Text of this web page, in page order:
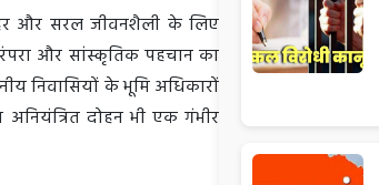
और सरल जीवनशैली के लिए
और सांस्कृतिक पहचान का
निवासियों के भूमि अधिकारों
दोहन भी एक गंभीर